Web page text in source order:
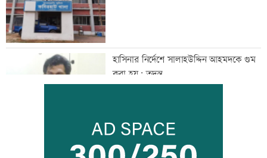
হাসিনার নির্দেশে সালাহউদ্দিন আহমদকে গুম
করা হয়: তদন্ত
তরুণদের নেতৃত্বেই প্রযুক্তিনির্ভর উন্নয়ন হবে:
তথ্যপ্রযুক্তিমন্ত্রী